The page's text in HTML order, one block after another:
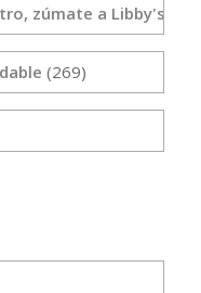
zúmate a Libby's
(269)